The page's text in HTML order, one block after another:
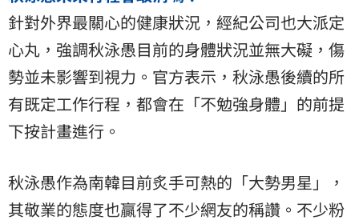
針對外界最關心的健康狀況，經紀公司也大派定
心丸，強調秋泳愚目前的身體狀況並無大礙，傷
勢並未影響到視力。官方表示，秋泳愚後續的所
有既定工作行程，都會在「不勉強身體」的前提
下按計畫進行。
秋泳愚作為南韓目前炙手可熱的「大勢男星」，
其敬業的態度也贏得了不少網友的稱讚。不少粉